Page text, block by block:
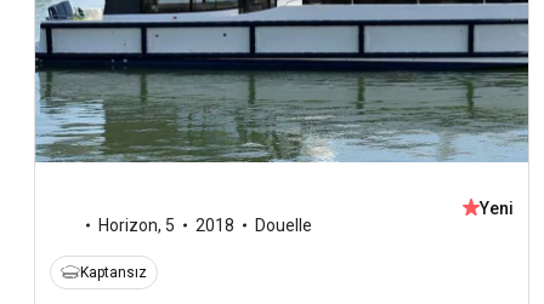
Horizon, 5 2018 Douelle
Yeni
Kaptansız